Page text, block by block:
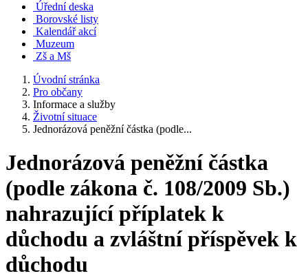
Úřední deska
Borovské listy
Kalendář akcí
Muzeum
Zš a Mš
Úvodní stránka
Pro občany
Informace a služby
Životní situace
Jednorázová peněžní částka (podle...
Jednorázová peněžní částka
(podle zákona č. 108/2009 Sb.)
nahrazující příplatek k
důchodu a zvláštní příspěvek k
důchodu